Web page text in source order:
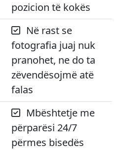
pozicion të kokës
Në rast se
fotografia juaj nuk
pranohet, ne do ta
zëvendësojmë atë
falas
Mbështetje me
përparësi 24/7
përmes bisedës